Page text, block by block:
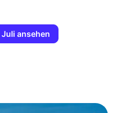
ansehen